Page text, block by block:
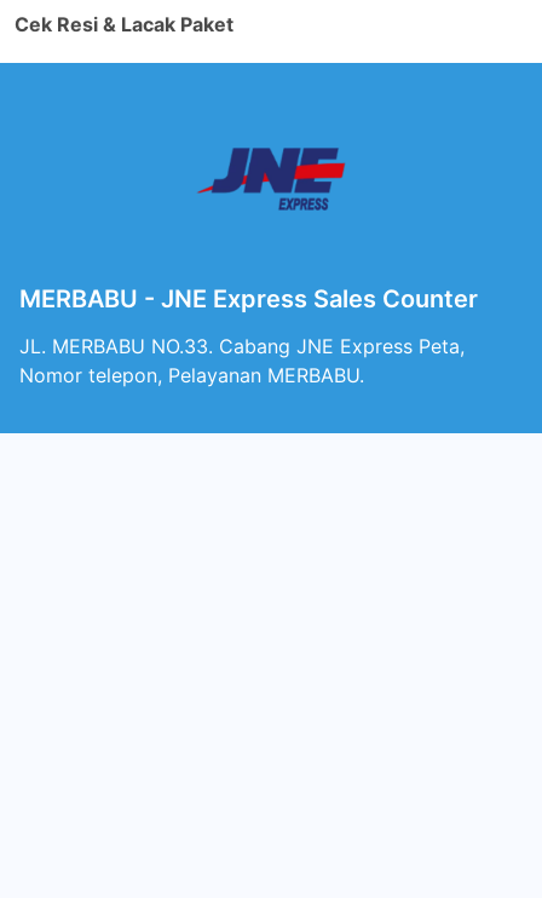
Cek Resi & Lacak Paket
MERBABU - JNE Express Sales Counter
JL. MERBABU NO.33. Cabang JNE Express Peta,
Nomor telepon, Pelayanan MERBABU.